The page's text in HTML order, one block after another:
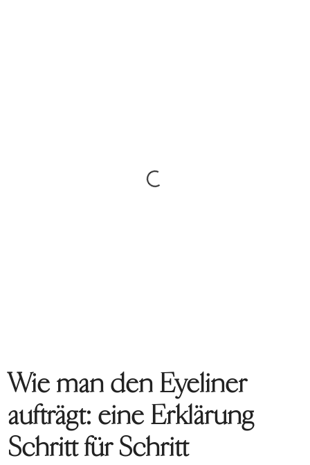
Wie man den Eyeliner
aufträgt: eine Erklärung
Schritt für Schritt